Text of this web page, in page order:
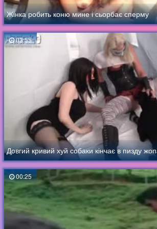
Жінка робить коню мине і сьорбає сперму
03:55
Довгий кривий хуй собаки кінчає в пизду
00:25